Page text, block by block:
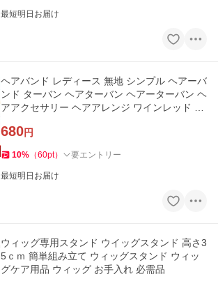
最短明日お届け
ヘアバンド レディース 無地 シンプル ヘアーバ
ンド ターバン ヘアターバン ヘアーターバン ヘ
アアクセサリー ヘアアレンジ ワインレッド ネ
680円
10% （60pt） 要エントリー
最短明日お届け
ウィッグ専用スタンド ウイッグスタンド 高さ3
5ｃｍ 簡単組み立て ウィッグスタンド ウィッ
グケア用品 ウィッグ お手入れ 必需品